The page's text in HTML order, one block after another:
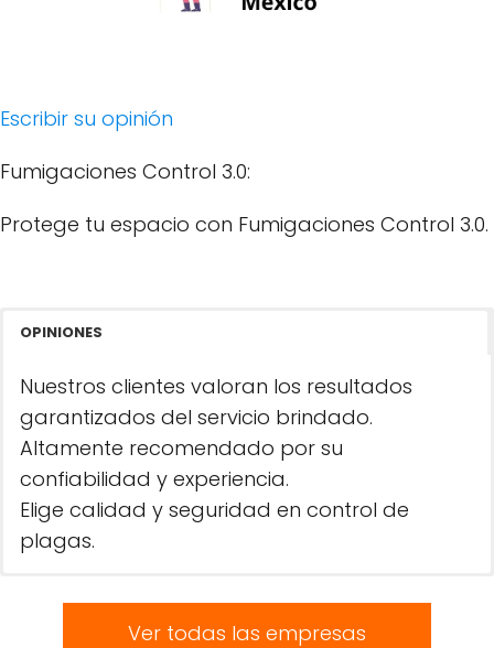
Escribir su opinión
Fumigaciones Control 3.0:
Protege tu espacio con Fumigaciones Control 3.0.
OPINIONES
Nuestros clientes valoran los resultados
garantizados del servicio brindado.
Altamente recomendado por su
confiabilidad y experiencia.
Elige calidad y seguridad en control de
plagas.
Ver todas las empresas